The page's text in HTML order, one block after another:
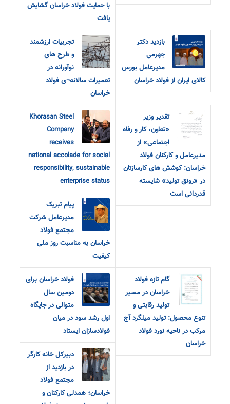
با حمایت فولاد خراسان گشایش
یافت
بازدید دکتر
جهرمی
مدیرعامل بورس
کالای ایران از فولاد خراسان
تجربیات ارزشمند
و طرح های
نوآورانه در
تعمیرات سالانه¬ی فولاد
خراسان
تقدیر وزیر
«تعاون، کار و رفاه
اجتماعی» از
مدیرعامل و کارکنان فولاد
خراسان: کوشش های کارسازتان
در «رونق تولید» شایسته
قدردانی است
Khorasan Steel
Company
receives
national accolade for social
responsibility, sustainable
enterprise status
پیام تبریک
مدیرعامل شرکت
مجتمع فولاد
خراسان به مناسبت روز ملی
کیفیت
گام تازه فولاد
خراسان در مسیر
تولید رقابتی و
تنوع محصول: تولید میلگرد آج
مرکب در ناحیه نورد فولاد
خراسان
فولاد خراسان برای
دومین سال
متوالی در جایگاه
اول رشد سود در میان
فولادسازان ایستاد
دبیرکل خانه کارگر
در بازدید از
مجتمع فولاد
خراسان؛ همدلی کارکنان و